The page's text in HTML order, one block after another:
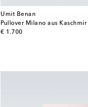
Umit Benan
Pullover Milano aus Kaschmir
€ 1.700
original price